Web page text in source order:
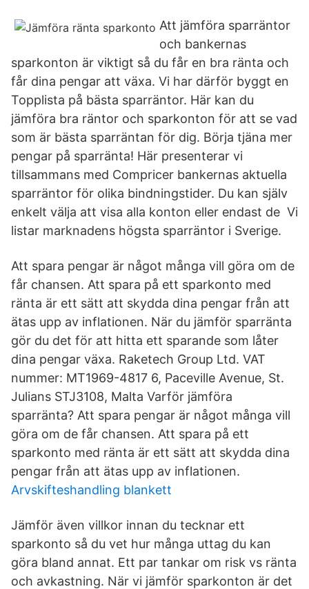
Att jämföra sparräntor
och bankernas
sparkonton är viktigt så du får en bra ränta och
får dina pengar att växa. Vi har därför byggt en
Topplista på bästa sparräntor. Här kan du
jämföra bra räntor och sparkonton för att se vad
som är bästa sparräntan för dig. Börja tjäna mer
pengar på sparränta! Här presenterar vi
tillsammans med Compricer bankernas aktuella
sparräntor för olika bindningstider. Du kan själv
enkelt välja att visa alla konton eller endast de Vi
listar marknadens högsta sparräntor i Sverige.
Att spara pengar är något många vill göra om de
får chansen. Att spara på ett sparkonto med
ränta är ett sätt att skydda dina pengar från att
ätas upp av inflationen. När du jämför sparränta
gör du det för att hitta ett sparande som låter
dina pengar växa. Raketech Group Ltd. VAT
nummer: MT1969-4817 6, Paceville Avenue, St.
Julians STJ3108, Malta Varför jämföra
sparränta? Att spara pengar är något många vill
göra om de får chansen. Att spara på ett
sparkonto med ränta är ett sätt att skydda dina
pengar från att ätas upp av inflationen.
Arvskifteshandling blankett
Jämför även villkor innan du tecknar ett
sparkonto så du vet hur många uttag du kan
göra bland annat. Ett par tankar om risk vs ränta
och avkastning. När vi jämför sparkonton är det